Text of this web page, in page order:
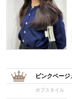
ピンクベージ
ボブスタイル